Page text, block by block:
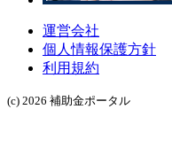
運営会社
個人情報保護方針
利用規約
(c) 2026 補助金ポータル